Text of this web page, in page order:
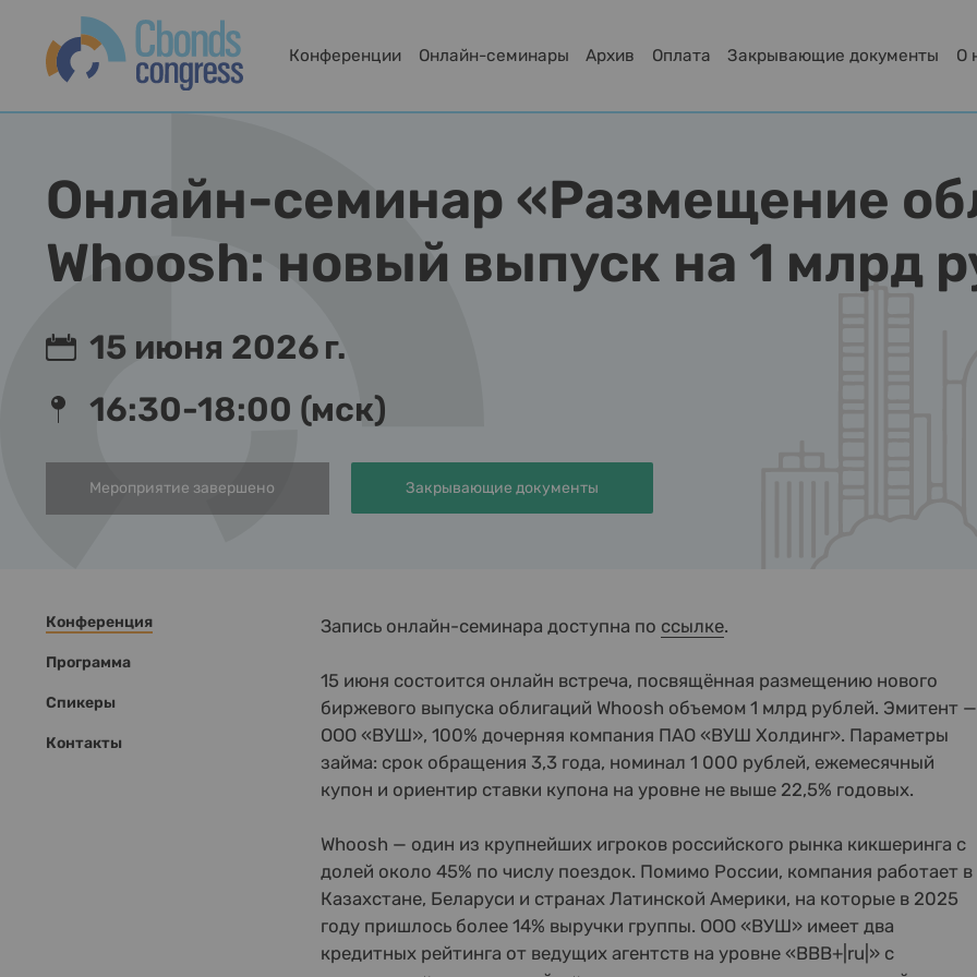
Конференции Онлайн-семинары Архив Оплата Закрывающие документы О
Онлайн-семинар «Размещение
Whoosh: новый выпуск на 1 млрд
15 июня 2026 г.
16:30-18:00 (мск)
Мероприятие завершено Закрывающие документы
Конференция
Программа
Спикеры
Контакты
Запись онлайн-семинара доступна по ссылке.
15 июня состоится онлайн встреча, посвящённая размещению нового
биржевого выпуска облигаций Whoosh объемом 1 млрд рублей. Эмитент —
ООО «ВУШ», 100% дочерняя компания ПАО «ВУШ Холдинг». Параметры
займа: срок обращения 3,3 года, номинал 1 000 рублей, ежемесячный
купон и ориентир ставки купона на уровне не выше 22,5% годовых.
Whoosh — один из крупнейших игроков российского рынка кикшеринга с
долей около 45% по числу поездок. Помимо России, компания работает в
Казахстане, Беларуси и странах Латинской Америки, на которые в 2025
году пришлось более 14% выручки группы. ООО «ВУШ» имеет два
кредитных рейтинга от ведущих агентств на уровне «BBB+|ru|» с